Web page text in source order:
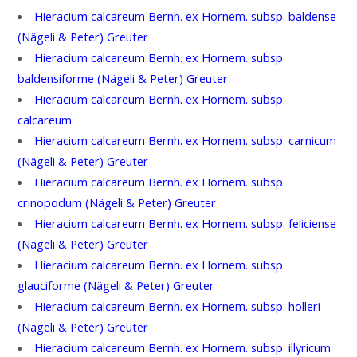
Hieracium calcareum Bernh. ex Hornem. subsp. baldense
(Nägeli & Peter) Greuter
Hieracium calcareum Bernh. ex Hornem. subsp.
baldensiforme (Nägeli & Peter) Greuter
Hieracium calcareum Bernh. ex Hornem. subsp.
calcareum
Hieracium calcareum Bernh. ex Hornem. subsp. carnicum
(Nägeli & Peter) Greuter
Hieracium calcareum Bernh. ex Hornem. subsp.
crinopodum (Nägeli & Peter) Greuter
Hieracium calcareum Bernh. ex Hornem. subsp. feliciense
(Nägeli & Peter) Greuter
Hieracium calcareum Bernh. ex Hornem. subsp.
glauciforme (Nägeli & Peter) Greuter
Hieracium calcareum Bernh. ex Hornem. subsp. holleri
(Nägeli & Peter) Greuter
Hieracium calcareum Bernh. ex Hornem. subsp. illyricum